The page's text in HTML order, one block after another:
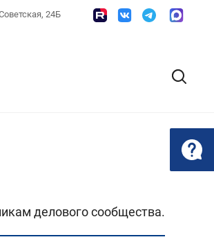
24Б
делового сообщества.